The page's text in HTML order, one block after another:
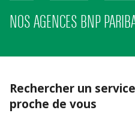
NOS AGENCES BNP
Rechercher un
proche de vous